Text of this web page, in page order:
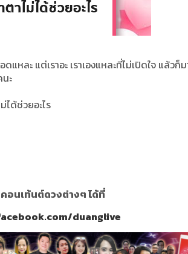
ละ แต่เราอะ เราเองแหละที่ไม่เปิดใจ แล้วก็
ะ
ด้ช่วยอะไร
อนเท้นต์ดวงต่างๆ ได้ที่
duanglive